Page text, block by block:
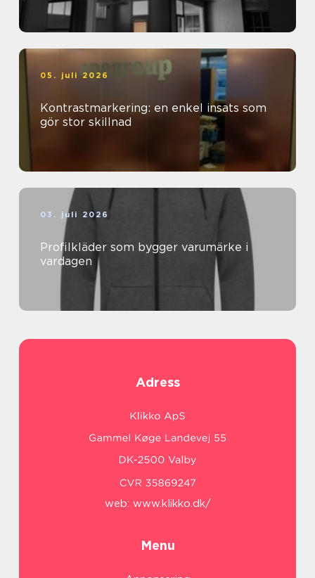
05. juli 2026
Kontrastmarkering: en enkel insats som
gör stor skillnad
03. juli 2026
Profilkläder som bygger varumärke i
vardagen
Adress
web: www.klikko.dk/
Menu